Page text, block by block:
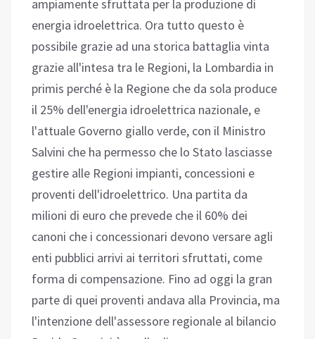
ampiamente sfruttata per la produzione di
energia idroelettrica. Ora tutto questo è
possibile grazie ad una storica battaglia vinta
grazie all'intesa tra le Regioni, la Lombardia in
primis perché è la Regione che da sola produce
il 25% dell'energia idroelettrica nazionale, e
l'attuale Governo giallo verde, con il Ministro
Salvini che ha permesso che lo Stato lasciasse
gestire alle Regioni impianti, concessioni e
proventi dell'idroelettrico. Una partita da
milioni di euro che prevede che il 60% dei
canoni che i concessionari devono versare agli
enti pubblici arrivi ai territori sfruttati, come
forma di compensazione. Fino ad oggi la gran
parte di quei proventi andava alla Provincia, ma
l'intenzione dell'assessore regionale al bilancio